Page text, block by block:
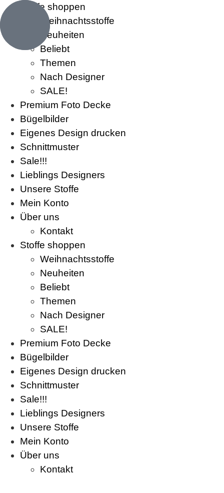
Stoffe shoppen
Weihnachtsstoffe
Neuheiten
Beliebt
Themen
Nach Designer
SALE!
Premium Foto Decke
Bügelbilder
Eigenes Design drucken
Schnittmuster
Sale!!!
Lieblings Designers
Unsere Stoffe
Mein Konto
Über uns
Kontakt
Stoffe shoppen
Weihnachtsstoffe
Neuheiten
Beliebt
Themen
Nach Designer
SALE!
Premium Foto Decke
Bügelbilder
Eigenes Design drucken
Schnittmuster
Sale!!!
Lieblings Designers
Unsere Stoffe
Mein Konto
Über uns
Kontakt